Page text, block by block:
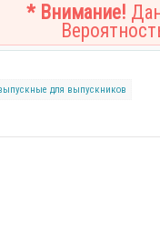
* Внимание!
для выпускников